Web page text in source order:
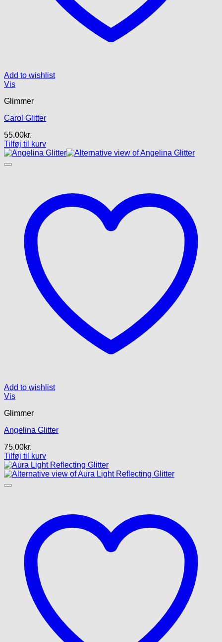
Add to wishlist
Vis
Glimmer
Carol Glitter
55.00kr.
Tilføj til kurv
Add to wishlist
Vis
Glimmer
Angelina Glitter
75.00kr.
Tilføj til kurv